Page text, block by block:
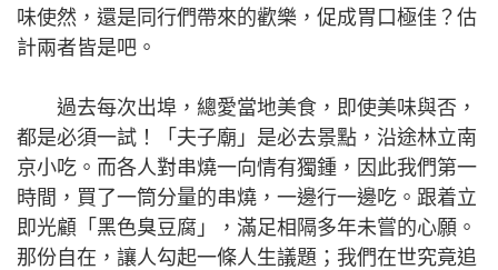
味使然，還是同行們帶來的歡樂，促成胃口極佳？估
計兩者皆是吧。
過去每次出埠，總愛當地美食，即使美味與否，
都是必須一試！「夫子廟」是必去景點，沿途林立南
京小吃。而各人對串燒一向情有獨鍾，因此我們第一
時間，買了一筒分量的串燒，一邊行一邊吃。跟着立
即光顧「黑色臭豆腐」，滿足相隔多年未嘗的心願。
那份自在，讓人勾起一條人生議題；我們在世究竟追